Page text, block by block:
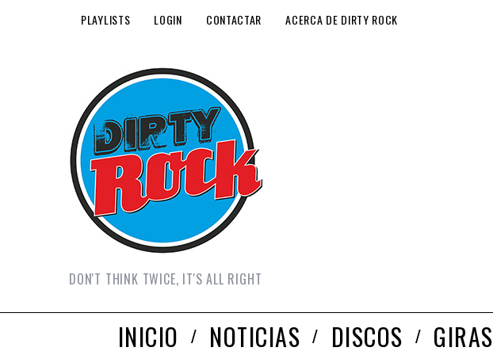
PLAYLISTS LOGIN CONTACTAR ACERCA DE DIRTY ROCK
DON'T THINK TWICE, IT'S ALL RIGHT
INICIO NOTICIAS DISCOS GIRAS